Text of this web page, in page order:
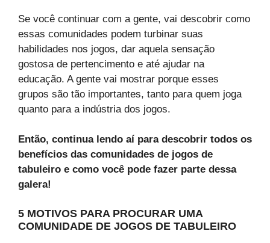
Se você continuar com a gente, vai descobrir como
essas comunidades podem turbinar suas
habilidades nos jogos, dar aquela sensação
gostosa de pertencimento e até ajudar na
educação. A gente vai mostrar porque esses
grupos são tão importantes, tanto para quem joga
quanto para a indústria dos jogos.
Então, continua lendo aí para descobrir todos os
benefícios das comunidades de jogos de
tabuleiro e como você pode fazer parte dessa
galera!
5 MOTIVOS PARA PROCURAR UMA
COMUNIDADE DE JOGOS DE TABULEIRO